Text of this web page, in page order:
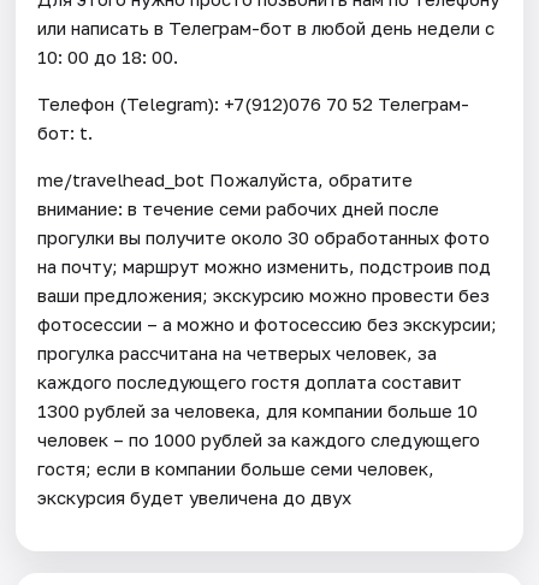
или написать в Телеграм-бот в любой день недели с
10: 00 до 18: 00.
Телефон (Telegram): +7(912)076 70 52 Телеграм-
бот: t.
me/travelhead_bot Пожалуйста, обратите
внимание: в течение семи рабочих дней после
прогулки вы получите около 30 обработанных фото
на почту; маршрут можно изменить, подстроив под
ваши предложения; экскурсию можно провести без
фотосессии – а можно и фотосессию без экскурсии;
прогулка рассчитана на четверых человек, за
каждого последующего гостя доплата составит
1300 рублей за человека, для компании больше 10
человек – по 1000 рублей за каждого следующего
гостя; если в компании больше семи человек,
экскурсия будет увеличена до двух